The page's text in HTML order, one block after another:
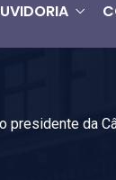
presidente da